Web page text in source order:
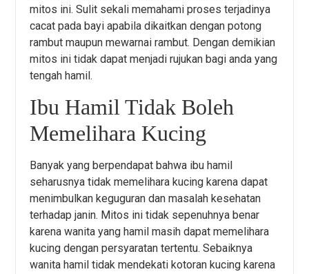
mitos ini. Sulit sekali memahami proses terjadinya
cacat pada bayi apabila dikaitkan dengan potong
rambut maupun mewarnai rambut. Dengan demikian
mitos ini tidak dapat menjadi rujukan bagi anda yang
tengah hamil.
Ibu Hamil Tidak Boleh
Memelihara Kucing
Banyak yang berpendapat bahwa ibu hamil
seharusnya tidak memelihara kucing karena dapat
menimbulkan keguguran dan masalah kesehatan
terhadap janin. Mitos ini tidak sepenuhnya benar
karena wanita yang hamil masih dapat memelihara
kucing dengan persyaratan tertentu. Sebaiknya
wanita hamil tidak mendekati kotoran kucing karena